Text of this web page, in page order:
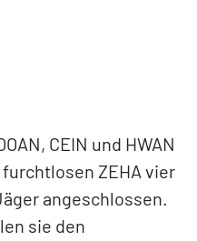
CEIN und HWAN
ZEHA vier
angeschlossen.
sie den